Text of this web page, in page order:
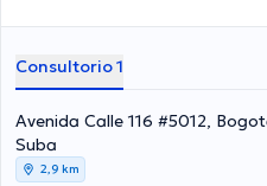
Consultorio 1
Avenida Calle 116 #5012,
Suba
2,9 km